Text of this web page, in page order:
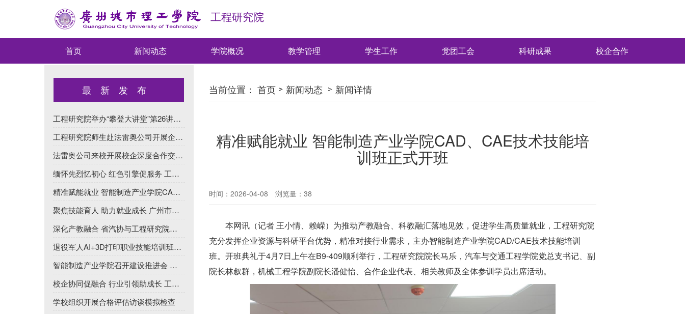
工程研究院
首页 新闻动态 学院概况 教学管理 学生工作 党团工会 科研成果 校企合作
最新发布
工程研究院举办“攀登大讲堂”第26讲：AI重塑出行——百年法雷奥的...
工程研究院师生赴法雷奥公司开展企业实践活动
法雷奥公司来校开展校企深度合作交流会
缅怀先烈忆初心 红色引擎促服务 工程研究院党支部举行红联共建活...
精准赋能就业 智能制造产业学院CAD、CAE技术技能培训班正式开班
聚焦技能育人 助力就业成长 广州市职业能力建设指导中心来校交流
深化产教融合 省汽协与工程研究院洽谈合作
退役军人AI+3D打印职业技能培训班在我校圆满结束
智能制造产业学院召开建设推进会 部署新周期高质量发展工作
校企协同促融合 行业引领助成长 工程研究院携手哈里模创举办3D制...
学校组织开展合格评估访谈模拟检查
当前位置： 首页 新闻动态 新闻详情
精准赋能就业 智能制造产业学院CAD、CAE技术技能培
训班正式开班
时间：2026-04-08 浏览量： 38
本网讯（记者 王小情、赖嵘）为推动产教融合、科教融汇落地见效，促进学生高质量就业，工程研究院
充分发挥企业资源与科研平台优势，精准对接行业需求， 主办智能制造产业学院CAD/CAE技术技能培训
班。 开班典礼于4月7日上午在B9-409顺利举行，工程研究院院长马乐，汽车与交通工程学院党总支书记、副
院长林叙群，机械工程学院副院长潘健怡、合作企业代表、相关教师及全体参训学员出席活动。